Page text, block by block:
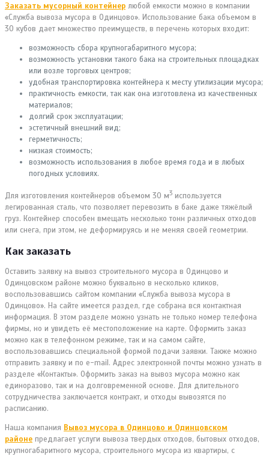
Заказать мусорный контейнер любой емкости можно в компании
«Служба вывоза мусора в Одинцово». Использование бака объемом в
30 кубов дает множество преимуществ, в перечень которых входит:
возможность сбора крупногабаритного мусора;
возможность установки такого бака на строительных площадках
или возле торговых центров;
удобная транспортировка контейнера к месту утилизации мусора;
практичность емкости, так как она изготовлена из качественных
материалов;
долгий срок эксплуатации;
эстетичный внешний вид;
герметичность;
низкая стоимость;
возможность использования в любое время года и в любых
погодных условиях.
Для изготовления контейнеров объемом 30 м3 используется
легированная сталь, что позволяет перевозить в баке даже тяжёлый
груз. Контейнер способен вмещать несколько тонн различных отходов
или снега, при этом, не деформируясь и не меняя своей геометрии.
Как заказать
Оставить заявку на вывоз строительного мусора в Одинцово и
Одинцовском районе можно буквально в несколько кликов,
воспользовавшись сайтом компании «Служба вывоза мусора в
Одинцово». На сайте имеется раздел, где собрана вся контактная
информация. В этом разделе можно узнать не только номер телефона
фирмы, но и увидеть её местоположение на карте. Оформить заказ
можно как в телефонном режиме, так и на самом сайте,
воспользовавшись специальной формой подачи заявки. Также можно
отправить заявку и по e-mail. Адрес электронной почты можно узнать в
разделе «Контакты». Оформить заказ на вывоз мусора можно как
единоразово, так и на долговременной основе. Для длительного
сотрудничества заключается контракт, и отходы вывозятся по
расписанию.
Наша компания Вывоз мусора в Одинцово и Одинцовском
районе предлагает услуги вывоза твердых отходов, бытовых отходов,
крупногабаритного мусора, строительного мусора из квартиры, с